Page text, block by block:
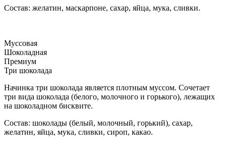
Состав: желатин, маскарпоне, сахар, яйца, мука, сливки.
Муссовая
Шоколадная
Премиум
Три шоколада
Начинка три шоколада является плотным муссом. Сочетает
три вида шоколада (белого, молочного и горького), лежащих
на шоколадном бисквите.
Состав: шоколады (белый, молочный, горький), сахар,
желатин, яйца, мука, сливки, сироп, какао.